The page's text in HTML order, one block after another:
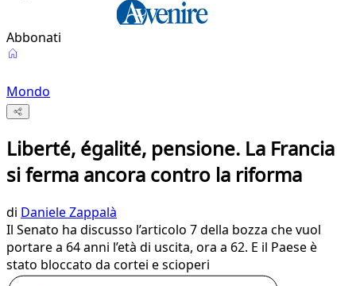
Abbonati
Mondo
Liberté, égalité, pensione. La Francia
si ferma ancora contro la riforma
di Daniele Zappalà
Il Senato ha discusso l’articolo 7 della bozza che vuol
portare a 64 anni l’età di uscita, ora a 62. E il Paese è
stato bloccato da cortei e scioperi